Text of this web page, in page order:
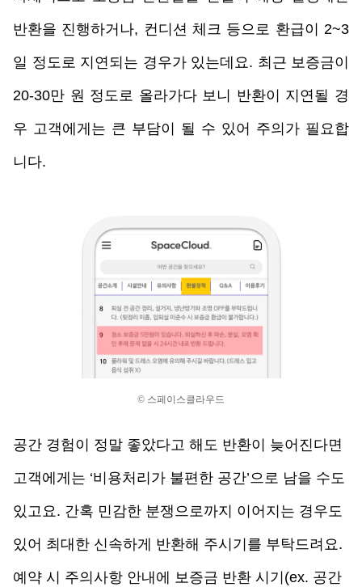
반환을 진행하거나, 컨디션 체크 등으로 환급이 2~3
일 정도로 지연되는 경우가 있는데요. 최근 보증금이
20-30만 원 정도로 올라가다 보니 반환이 지연될 경
우 고객에게는 큰 부담이 될 수 있어 주의가 필요합
니다.
© 스페이스클라우드
공간 경험이 정말 좋았다고 해도 반환이 늦어진다면
고객에게는 ‘비용처리가 불편한 공간’으로 남을 수도
있고요. 간혹 민감한 분쟁으로까지 이어지는 경우도
있어 최대한 신속하게 반환해 주시기를 부탁드려요.
예약 시 주의사항 안내에 보증금 반환 시기(ex. 공간